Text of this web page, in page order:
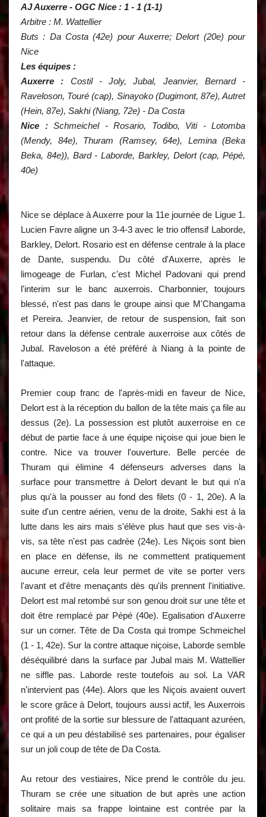
AJ Auxerre - OGC Nice : 1 - 1 (1-1)
Arbitre : M. Wattellier
Buts : Da Costa (42e) pour Auxerre; Delort (20e) pour
Nice
Les équipes :
Auxerre : Costil - Joly, Jubal, Jeanvier, Bernard -
Raveloson, Touré (cap), Sinayoko (Dugimont, 87e), Autret
(Hein, 87e), Sakhi (Niang, 72e) - Da Costa
Nice :Schmeichel - Rosario, Todibo, Viti - Lotomba
(Mendy, 84e), Thuram (Ramsey, 64e), Lemina (Beka
Beka, 84e)), Bard - Laborde, Barkley, Delort (cap, Pépé,
40e)
Nice se déplace à Auxerre pour la 11e journée de Ligue 1.
Lucien Favre aligne un 3-4-3 avec le trio offensif Laborde,
Barkley, Delort. Rosario est en défense centrale à la place
de Dante, suspendu. Du côté d'Auxerre, après le
limogeage de Furlan, c'est Michel Padovani qui prend
l'interim sur le banc auxerrois. Charbonnier, toujours
blessé, n'est pas dans le groupe ainsi que M'Changama
et Pereira. Jeanvier, de retour de suspension, fait son
retour dans la défense centrale auxerroise aux côtés de
Jubal. Raveloson a été préféré à Niang à la pointe de
l'attaque.
Premier coup franc de l'après-midi en faveur de Nice,
Delort est à la réception du ballon de la tête mais ça file au
dessus (2e). La possession est plutôt auxerroise en ce
début de partie face à une équipe niçoise qui joue bien le
contre. Nice va trouver l'ouverture. Belle percée de
Thuram qui élimine 4 défenseurs adverses dans la
surface pour transmettre à Delort devant le but qui n'a
plus qu'à la pousser au fond des filets (0 - 1, 20e). A la
suite d'un centre aérien, venu de la droite, Sakhi est à la
lutte dans les airs mais s'élève plus haut que ses vis-à-
vis, sa tête n'est pas cadrée (24e). Les Niçois sont bien
en place en défense, ils ne commettent pratiquement
aucune erreur, cela leur permet de vite se porter vers
l'avant et d'être menaçants dès qu'ils prennent l'initiative.
Delort est mal retombé sur son genou droit sur une tête et
doit être remplacé par Pépé (40e). Egalisation d'Auxerre
sur un corner. Tête de Da Costa qui trompe Schmeichel
(1 - 1, 42e). Sur la contre attaque niçoise, Laborde semble
déséquilibré dans la surface par Jubal mais M. Wattellier
ne siffle pas. Laborde reste toutefois au sol. La VAR
n'intervient pas (44e). Alors que les Niçois avaient ouvert
le score grâce à Delort, toujours aussi actif, les Auxerrois
ont profité de la sortie sur blessure de l'attaquant azuréen,
ce qui a un peu déstabilisé ses partenaires, pour égaliser
sur un joli coup de tête de Da Costa.
Au retour des vestiaires, Nice prend le contrôle du jeu.
Thuram se crée une situation de but après une action
solitaire mais sa frappe lointaine est contrée par la